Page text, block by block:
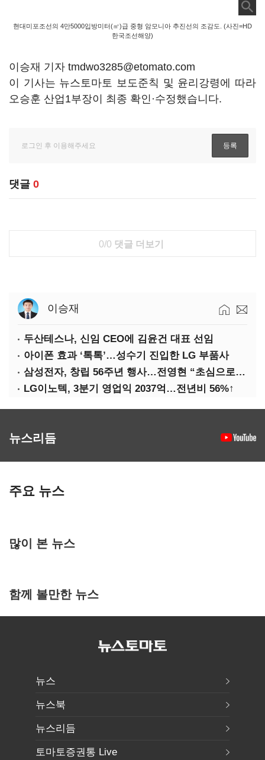
현대미포조선의 4만5000입방미터(㎥)급 중형 암모니아 추진선의 조감도. (사진=HD
한국조선해양)
이승재 기자 tmdwo3285@etomato.com
이 기사는 뉴스토마토 보도준칙 및 윤리강령에 따라
오승훈 산업1부장이 최종 확인·수정했습니다.
댓글 0
0/0 댓글 더보기
이승재
두산테스나, 신임 CEO에 김윤건 대표 선임
아이폰 효과 ‘톡톡’…성수기 진입한 LG 부품사
삼성전자, 창립 56주년 행사…전영현 “초심으로 경쟁력 회복해야”
LG이노텍, 3분기 영업익 2037억…전년비 56%↑
뉴스리듬
주요 뉴스
많이 본 뉴스
함께 볼만한 뉴스
뉴스
뉴스북
뉴스리듬
토마토증권통 Live